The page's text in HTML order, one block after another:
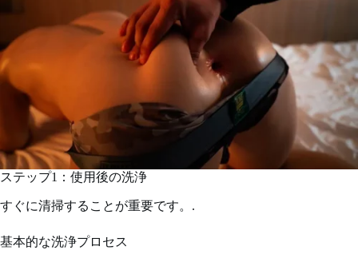
ステップ1：使用後の洗浄
すぐに清掃することが重要です。.
基本的な洗浄プロセス